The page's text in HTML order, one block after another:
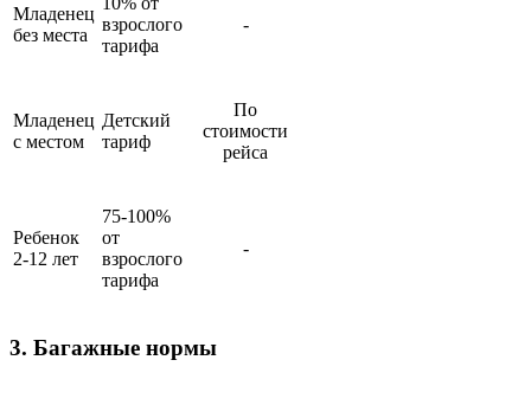
Младенец
без места
взрослого
тарифа
-
Младенец
с местом
Детский
тариф
По
стоимости
рейса
Ребенок
2-12 лет
75-100%
от
взрослого
тарифа
-
3. Багажные нормы